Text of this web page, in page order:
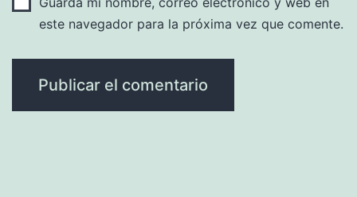
este navegador para la próxima vez que comente.